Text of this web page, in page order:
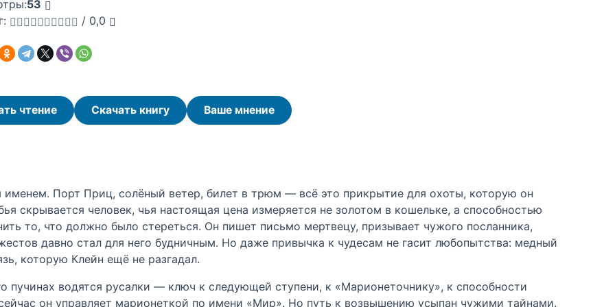
53
/ 0,0
чтение Скачать книгу Ваше мнение
Порт Приц, солёный ветер, билет в трюм — всё это прикрытие для охоты, которую он
скрывается человек, чья настоящая цена измеряется не золотом в кошельке, а способностью
то, что должно было стереться. Он пишет письмо мертвецу, призывает чужого посланника,
давно стал для него будничным. Но даже привычка к чудесам не гасит любопытства: медный
которую Клейн ещё не разгадал.
пучинах водятся русалки — ключ к следующей ступени, к «Марионеточнику», к способности
он управляет марионеткой по имени «Мир». Но путь к возвышению усыпан чужими тайнами.